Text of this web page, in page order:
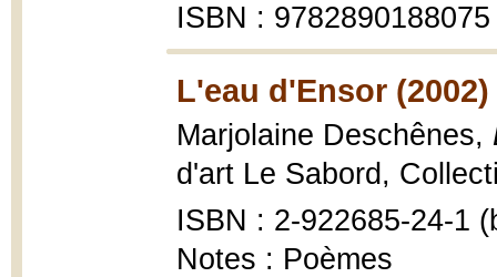
ISBN : 9782890188075
L'eau d'Ensor (2002)
Marjolaine Deschênes,
d'art Le Sabord,
ISBN : 2-922685-24-1
Notes : Poèmes